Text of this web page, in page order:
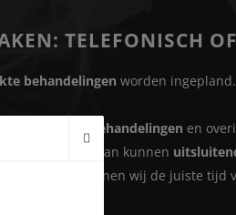
TELEFONISCH
behandelingen worden ingepland.
kleurbehandelingen en
in het rijtje staan kunnen
deze manier kunnen wij de juiste tijd